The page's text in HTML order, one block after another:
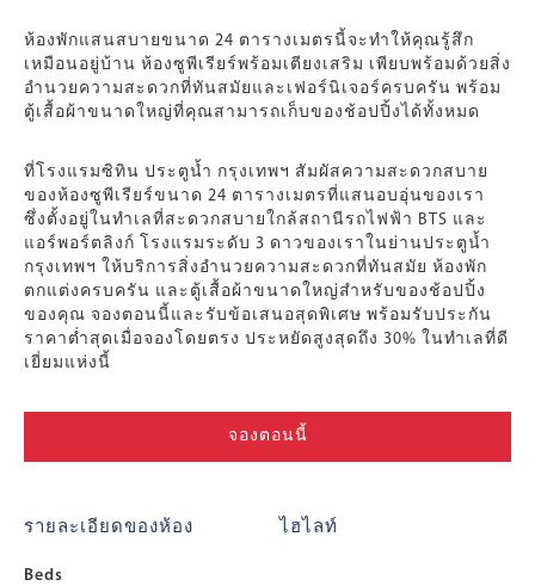
ห้องพักแสนสบายขนาด 24 ตารางเมตรนี้จะทำให้คุณรู้สึก
เหมือนอยู่บ้าน ห้องซูพีเรียร์พร้อมเตียงเสริม เพียบพร้อมด้วยสิ่ง
อำนวยความสะดวกที่ทันสมัยและเฟอร์นิเจอร์ครบครัน พร้อม
ตู้เสื้อผ้าขนาดใหญ่ที่คุณสามารถเก็บของช้อปปิ้งได้ทั้งหมด
ที่โรงแรมซิทิน ประตูน้ำ กรุงเทพฯ สัมผัสความสะดวกสบาย
ของห้องซูพีเรียร์ขนาด 24 ตารางเมตรที่แสนอบอุ่นของเรา
ซึ่งตั้งอยู่ในทำเลที่สะดวกสบายใกล้สถานีรถไฟฟ้า BTS และ
แอร์พอร์ตลิงก์ โรงแรมระดับ 3 ดาวของเราในย่านประตูน้ำ
กรุงเทพฯ ให้บริการสิ่งอำนวยความสะดวกที่ทันสมัย ​​ห้องพัก
ตกแต่งครบครัน และตู้เสื้อผ้าขนาดใหญ่สำหรับของช้อปปิ้ง
ของคุณ จองตอนนี้และรับข้อเสนอสุดพิเศษ พร้อมรับประกัน
ราคาต่ำสุดเมื่อจองโดยตรง ประหยัดสูงสุดถึง 30% ในทำเลที่ดี
เยี่ยมแห่งนี้
จองตอนนี้
รายละเอียดของห้อง
Beds
ไฮไลท์